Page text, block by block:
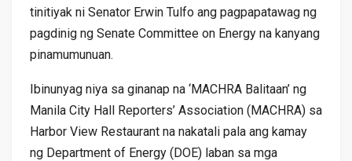
tinitiyak ni Senator Erwin Tulfo ang pagpapatawag ng
pagdinig ng Senate Committee on Energy na kanyang
pinamumunuan.
Ibinunyag niya sa ginanap na ‘MACHRA Balitaan’ ng
Manila City Hall Reporters’ Association (MACHRA) sa
Harbor View Restaurant na nakatali pala ang kamay
ng Department of Energy (DOE) laban sa mga